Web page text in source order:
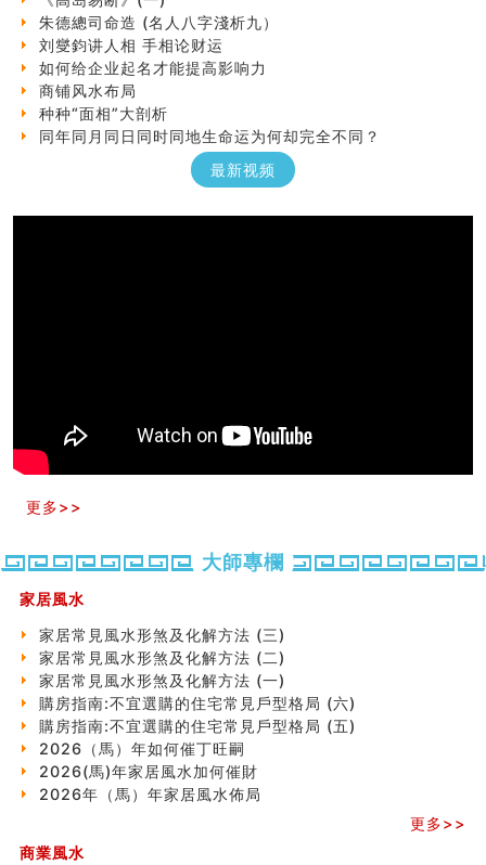
朱德總司命造 (名⼈⼋字淺析九）
刘燮鈞讲人相 手相论财运
如何给企业起名才能提高影响力
商铺风水布局
种种“面相”大剖析
同年同月同日同时同地生命运为何却完全不同？
商舖大門的風水原則 (上)
天要下雨娘要嫁人
四墓库真诠
套房風水怎麼看？ 租屋風水禁忌有哪些？搬家禁忌要注
意！
玄空本义(九)
精选1000个五行属土的字
玄空本义(八)
六爻算卦：测腹中胎儿是男是女
中國改革開放總設計師鄧小平命造 (名人八字淺析八）
测字（实例解释）
精选1000个五行属火的字
玄空本义(七)
刘燮鈞讲人相 手纹与命运(二)
商铺如何摆放物品催财招财
极其旺夫的女人面相
家居常見風水形煞及化解方法 (二)
居家風水懶人包！房子煞氣怎麼看？風水禁忌有哪些？有
這樣風水的房子別�
最新视频
更多>>
大師專欄
家居風水
家居常見風水形煞及化解方法 (三)
家居常見風水形煞及化解方法 (二)
家居常見風水形煞及化解方法 (一)
購房指南:不宜選購的住宅常見戶型格局 (六)
購房指南:不宜選購的住宅常見戶型格局 (五)
2026（馬）年如何催丁旺嗣
2026(馬)年家居風水加何催財
2026年（馬）年家居風水佈局
更多>>
商業風水